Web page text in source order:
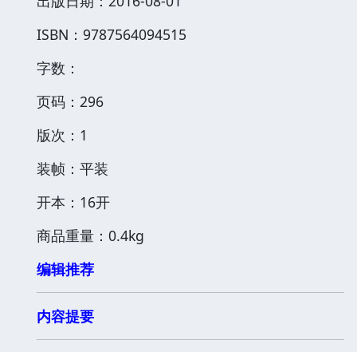
ISBN：9787564094515
字数：
页码：296
版次：1
装帧：平装
开本：16开
商品重量：0.4kg
编辑推荐
内容提要